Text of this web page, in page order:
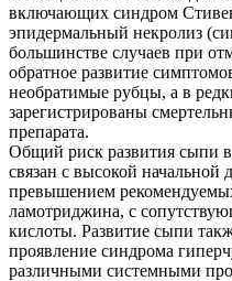
включающих синдром
эпидермальный некролиз
большинстве случаев при
обратное развитие
необратимые рубцы, а в
зарегистрированы
препарата.
Общий риск развития сыпи
связан с высокой начальной
превышением
ламотриджина, с
кислоты. Развитие сыпи
проявление синдрома
различными системными